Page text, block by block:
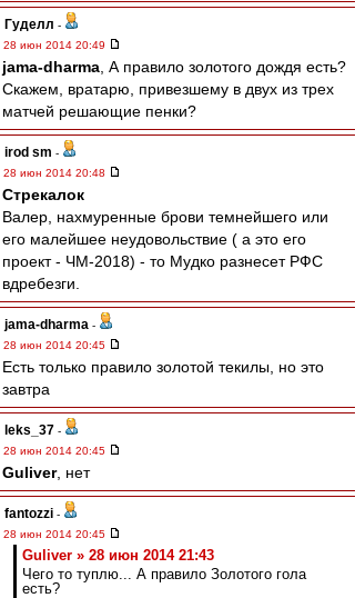
Гуделл -
28 июн 2014 20:49
jama-dharma , А правило золотого дождя есть?
Скажем, вратарю, привезшему в двух из трех
матчей решающие пенки?
irod sm -
28 июн 2014 20:48
Стрекалок
Валер, нахмуренные брови темнейшего или
его малейшее неудовольствие ( а это его
проект - ЧМ-2018) - то Мудко разнесет РФС
вдребезги.
jama-dharma -
28 июн 2014 20:45
Есть только правило золотой текилы, но это
завтра
leks_37 -
28 июн 2014 20:45
Guliver, нет
fantozzi -
28 июн 2014 20:45
Guliver » 28 июн 2014 21:43
Чего то туплю... А правило Золотого гола
есть?